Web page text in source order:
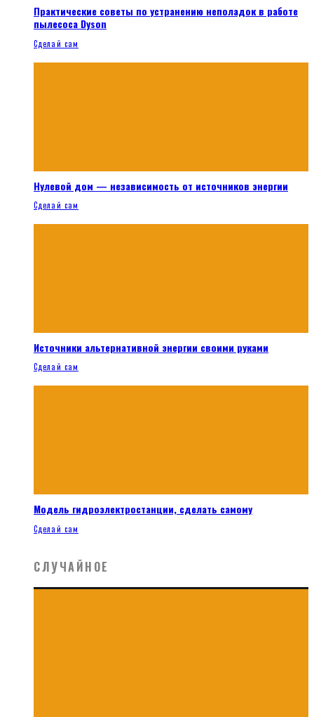
Практические советы по устранению неполадок в работе
пылесоса Dyson
Сделай сам
Нулевой дом — независимость от источников энергии
Сделай сам
Источники альтернативной энергии своими руками
Сделай сам
Модель гидроэлектростанции, сделать самому
Сделай сам
СЛУЧАЙНОЕ